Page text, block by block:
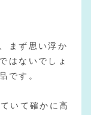
まず思い浮か
はないでしょ
です。
いて確かに高